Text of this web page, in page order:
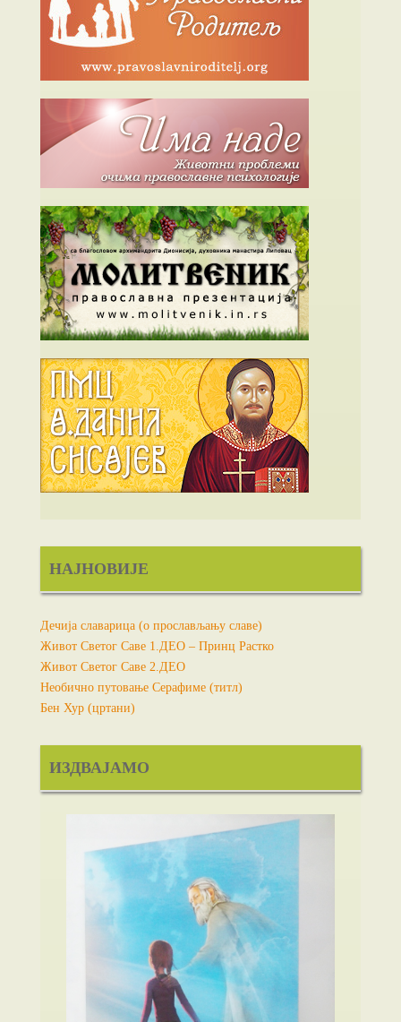
НАЈНОВИЈЕ
Дечија славарица (о прослављању славе)
Живот Светог Саве 1.ДЕО – Принц Растко
Живот Светог Саве 2.ДЕО
Необично путовање Серафиме (титл)
Бен Хур (цртани)
ИЗДВАЈАМО